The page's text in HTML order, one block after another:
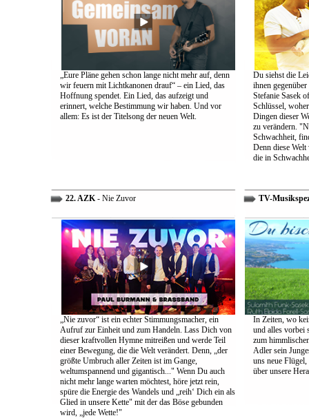
„Eure Pläne gehen schon lange nicht mehr auf, denn
wir feuern mit Lichtkanonen drauf“ – ein Lied, das
Hoffnung spendet. Ein Lied, das aufzeigt und
erinnert, welche Bestimmung wir haben. Und vor
allem: Es ist der Titelsong der neuen Welt.
Du siehst die
ihnen
Stefanie Sasek
Schlüssel,
Dingen dieser
zu verändern.
Schwachheit,
Denn diese Welt
die in
22. AZK- Nie Zuvor
„Nie zuvor“ ist ein echter Stimmungsmacher, ein
Aufruf zur Einheit und zum Handeln. Lass Dich von
dieser kraftvollen Hymne mitreißen und werde Teil
einer Bewegung, die die Welt verändert. Denn, „der
größte Umbruch aller Zeiten ist im Gange,
weltumspannend und gigantisch..." Wenn Du auch
nicht mehr lange warten möchtest, höre jetzt rein,
spüre die Energie des Wandels und „reih‘ Dich ein als
Glied in unsere Kette" mit der das Böse gebunden
wird, „jede Wette!"
TV-
In Zeiten, wo
und alles vorbei
zum
Adler sein
uns neue
über unsere